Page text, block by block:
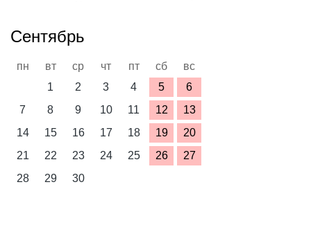
Сентябрь
пн вт ср чт пт сб
вс
1
2 3 4 5
6
7
8 9 10 11 12
13
14
15 16 17 18 19
20
21
22 23 24 25 26
27
28
29 30